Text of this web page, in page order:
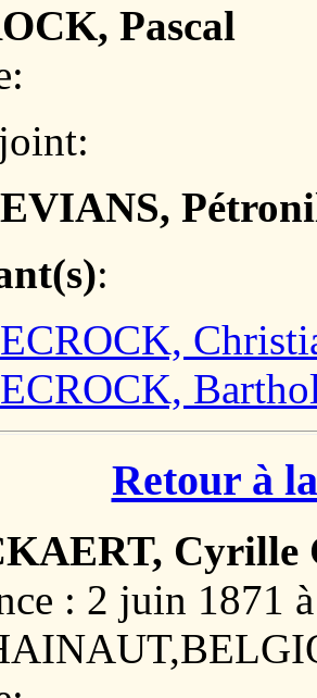
Pascal
:
Retour à
Cyrille
: 2 juin 1871